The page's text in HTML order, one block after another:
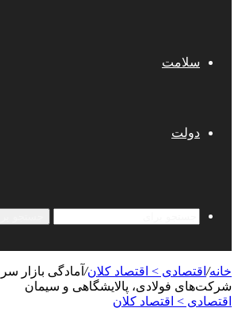
سلامت
دولت
خانه/ اقتصادی > اقتصاد کلان/ آمادگی بازار
شرکت‌های فولادی، پالایشگاهی و سیمان
اقتصادی > اقتصاد کلان